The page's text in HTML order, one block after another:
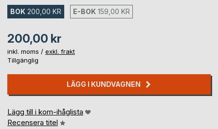
BOK 200,00 KR E-BOK 159,00 KR
200,00 kr
inkl. moms / exkl. frakt
Tillgänglig
LÄGG I KUNDVAGNEN
Lägg till i kom-ihåglista
Recensera titel